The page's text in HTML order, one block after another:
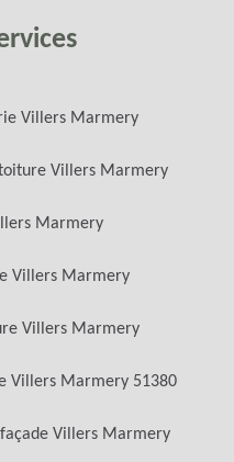
Villers Marmery
Villers Marmery
Marmery
Villers Marmery
Villers Marmery
Villers Marmery 51380
Villers Marmery